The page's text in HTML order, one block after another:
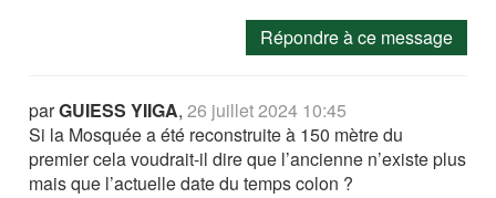
Répondre à ce message
parGUIESS YIIGA,26 juillet 2024 10:45
Si la Mosquée a été reconstruite à 150 mètre du
premier cela voudrait-il dire que l’ancienne n’existe plus
mais que l’actuelle date du temps colon ?